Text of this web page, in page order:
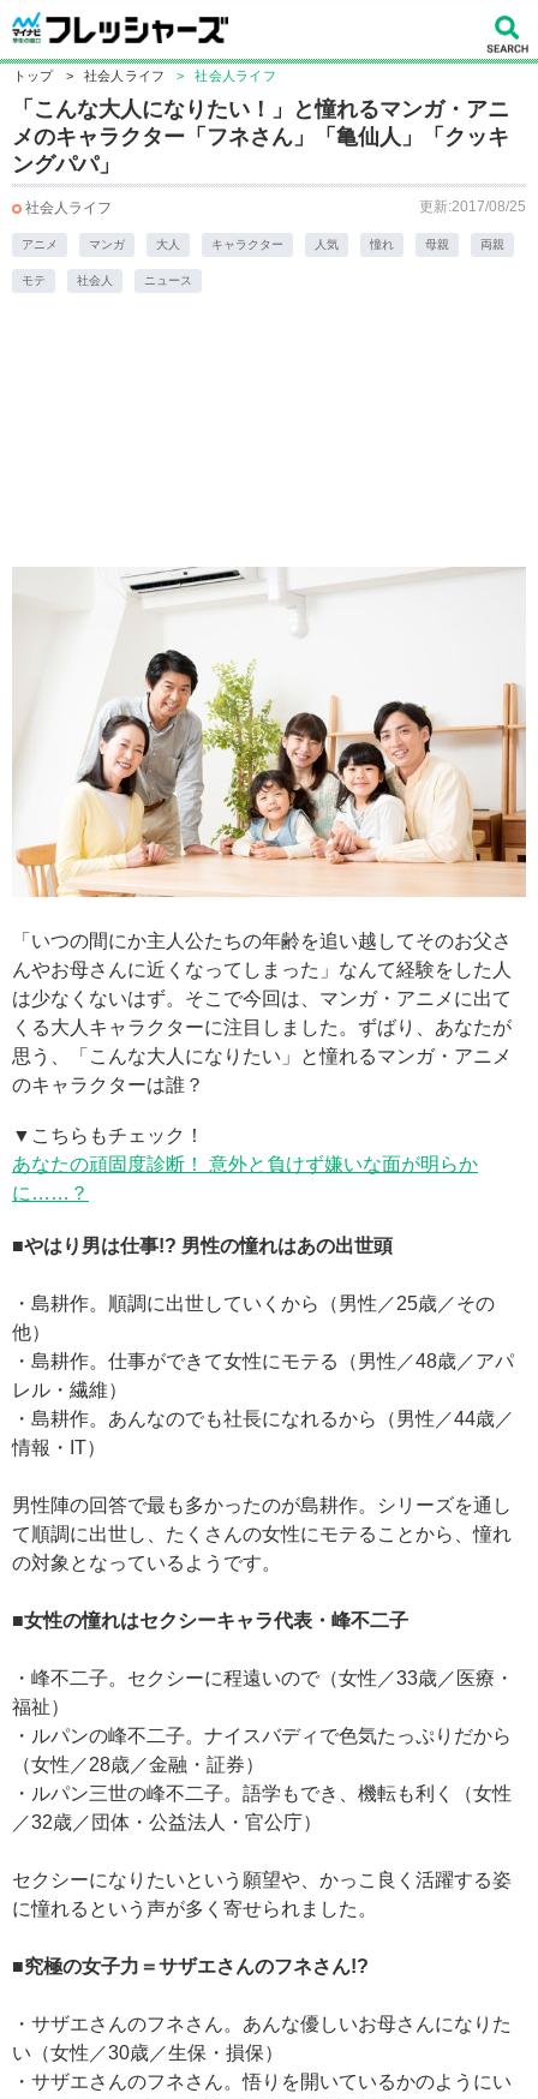
トップ > 社会人ライフ > 社会人ライフ
「こんな大人になりたい！」と憧れるマンガ・アニ
メのキャラクター「フネさん」「亀仙人」「クッキ
ングパパ」
社会人ライフ 更新:2017/08/25
アニメ マンガ 大人 キャラクター 人気 憧れ 母親 両親
モテ 社会人 ニュース
「いつの間にか主人公たちの年齢を追い越してそのお父さ
んやお母さんに近くなってしまった」なんて経験をした人
は少なくないはず。そこで今回は、マンガ・アニメに出て
くる大人キャラクターに注目しました。ずばり、あなたが
思う、「こんな大人になりたい」と憧れるマンガ・アニメ
のキャラクターは誰？
▼こちらもチェック！
あなたの頑固度診断！ 意外と負けず嫌いな面が明らか
に……？
■やはり男は仕事!? 男性の憧れはあの出世頭
・島耕作。順調に出世していくから（男性／25歳／その
他）
・島耕作。仕事ができて女性にモテる（男性／48歳／アパ
レル・繊維）
・島耕作。あんなのでも社長になれるから（男性／44歳／
情報・IT）
男性陣の回答で最も多かったのが島耕作。シリーズを通し
て順調に出世し、たくさんの女性にモテることから、憧れ
の対象となっているようです。
■女性の憧れはセクシーキャラ代表・峰不二子
・峰不二子。セクシーに程遠いので（女性／33歳／医療・
福祉）
・ルパンの峰不二子。ナイスバディで色気たっぷりだから
（女性／28歳／金融・証券）
・ルパン三世の峰不二子。語学もでき、機転も利く（女性
／32歳／団体・公益法人・官公庁）
セクシーになりたいという願望や、かっこ良く活躍する姿
に憧れるという声が多く寄せられました。
■究極の女子力＝サザエさんのフネさん!?
・サザエさんのフネさん。あんな優しいお母さんになりた
い（女性／30歳／生保・損保）
・サザエさんのフネさん。悟りを開いているかのようにい